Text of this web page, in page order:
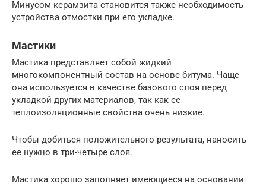
Минусом керамзита становится также необходимость
устройства отмостки при его укладке.
Мастики
Мастика представляет собой жидкий
многокомпонентный состав на основе битума. Чаще
она используется в качестве базового слоя перед
укладкой других материалов, так как ее
теплоизоляционные свойства очень низкие.
Чтобы добиться положительного результата, наносить
ее нужно в три-четыре слоя.
Мастика хорошо заполняет имеющиеся на основании